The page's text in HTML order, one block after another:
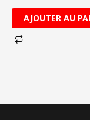
AJOUTER AU